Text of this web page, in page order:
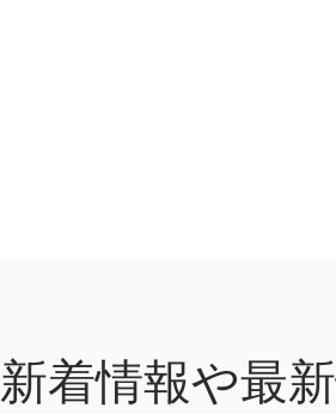
新着情報や最